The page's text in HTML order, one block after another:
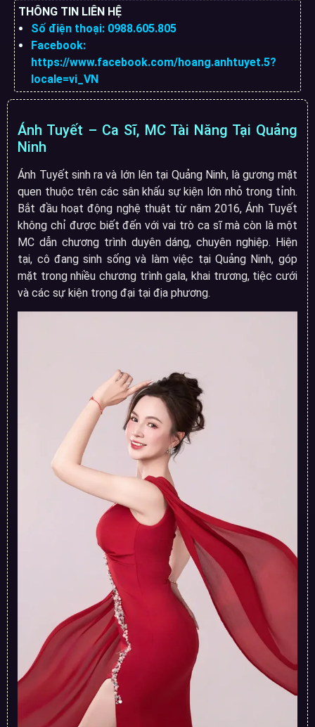
THÔNG TIN LIÊN HỆ
Số điện thoại: 0988.605.805
Facebook:
https://www.facebook.com/hoang.anhtuyet.5?
locale=vi_VN
Ánh Tuyết – Ca Sĩ, MC Tài Năng Tại Quảng
Ninh
Ánh Tuyết sinh ra và lớn lên tại Quảng Ninh, là gương mặt
quen thuộc trên các sân khấu sự kiện lớn nhỏ trong tỉnh.
Bắt đầu hoạt động nghệ thuật từ năm 2016, Ánh Tuyết
không chỉ được biết đến với vai trò ca sĩ mà còn là một
MC dẫn chương trình duyên dáng, chuyên nghiệp. Hiện
tại, cô đang sinh sống và làm việc tại Quảng Ninh, góp
mặt trong nhiều chương trình gala, khai trương, tiệc cưới
và các sự kiện trọng đại tại địa phương.